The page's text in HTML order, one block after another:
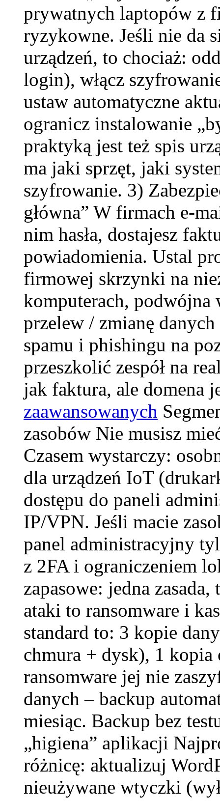
prywatnych laptopów z
ryzykowne. Jeśli nie da
urządzeń, to chociaż:
login), włącz
ustaw automatyczne
ogranicz instalowanie
praktyką jest też spis
ma jaki sprzęt, jaki
szyfrowanie. 3)
główna” W firmach e-
nim hasła, dostajesz
powiadomienia. Ustal
firmowej skrzynki na
komputerach, podwójna
przelew / zmianę
spamu i phishingu na
przeszkolić zespół na
jak faktura, ale domena
zaawansowanych
zasobów Nie musisz
Czasem wystarczy:
dla urządzeń IoT
dostępu do paneli
IP/VPN. Jeśli macie
panel administracyjny
z 2FA i ograniczeniem
zapasowe: jedna
ataki to ransomware i
standard to: 3 kopie
chmura + dysk), 1 kopia
ransomware jej nie
danych – backup
miesiąc. Backup bez
„higiena” aplikacji
różnicę: aktualizuj
nieużywane wtyczki